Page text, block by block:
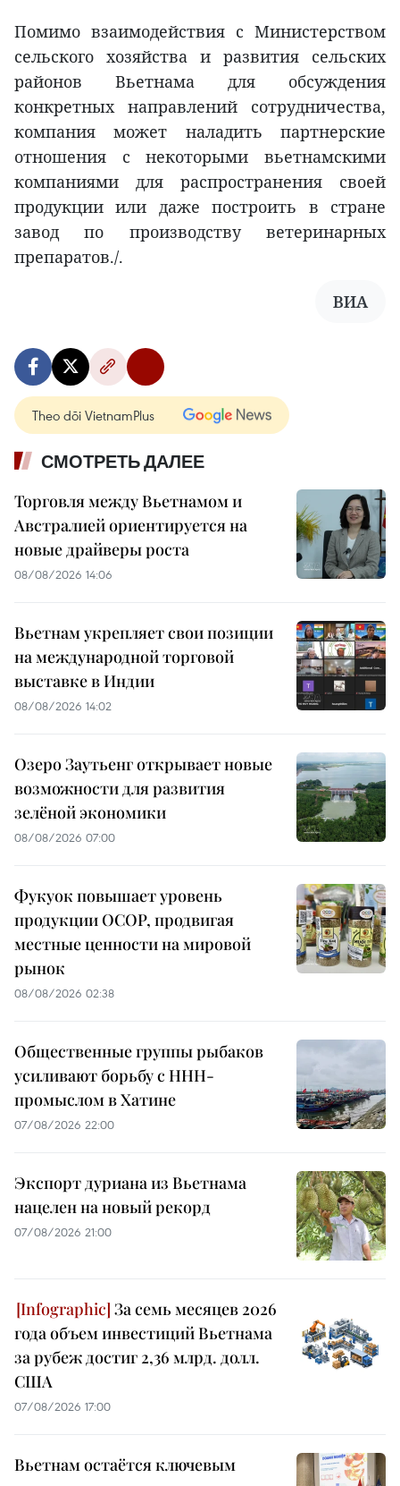
Помимо взаимодействия с Министерством
сельского хозяйства и развития сельских
районов Вьетнама для обсуждения
конкретных направлений сотрудничества,
компания может наладить партнерские
отношения с некоторыми вьетнамскими
компаниями для распространения своей
продукции или даже построить в стране
завод по производству ветеринарных
препаратов./.
ВИА
Theo dõi VietnamPlus
СМОТРЕТЬ ДАЛЕЕ
Торговля между Вьетнамом и
Австралией ориентируется на
новые драйверы роста
08/08/2026 14:06
Вьетнам укрепляет свои позиции
на международной торговой
выставке в Индии
08/08/2026 14:02
Озеро Заутьенг открывает новые
возможности для развития
зелёной экономики
08/08/2026 07:00
Фукуок повышает уровень
продукции OCOP, продвигая
местные ценности на мировой
рынок
08/08/2026 02:38
Общественные группы рыбаков
усиливают борьбу с ННН-
промыслом в Хатине
07/08/2026 22:00
Экспорт дуриана из Вьетнама
нацелен на новый рекорд
07/08/2026 21:00
За семь месяцев 2026
года объем инвестиций Вьетнама
за рубеж достиг 2,36 млрд. долл.
США
07/08/2026 17:00
Вьетнам остаётся ключевым